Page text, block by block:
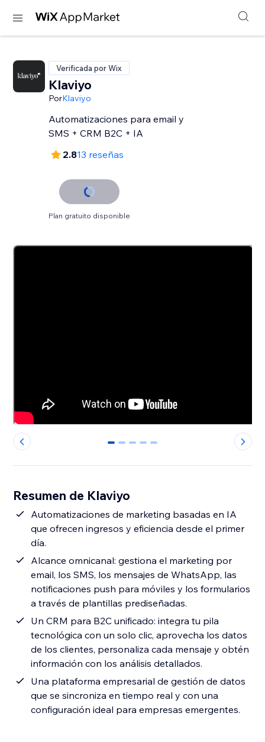
Verificada por Wix
Klaviyo
PorKlaviyo
Automatizaciones para email y
SMS + CRM B2C + IA
2.813 reseñas
Plan gratuito disponible
0 1 2 3 4
Resumen de Klaviyo
Automatizaciones de marketing basadas en IA
que ofrecen ingresos y eficiencia desde el primer
día.
Alcance omnicanal: gestiona el marketing por
email, los SMS, los mensajes de WhatsApp, las
notificaciones push para móviles y los formularios
a través de plantillas prediseñadas.
Un CRM para B2C unificado: integra tu pila
tecnológica con un solo clic, aprovecha los datos
de los clientes, personaliza cada mensaje y obtén
información con los análisis detallados.
Una plataforma empresarial de gestión de datos
que se sincroniza en tiempo real y con una
configuración ideal para empresas emergentes.